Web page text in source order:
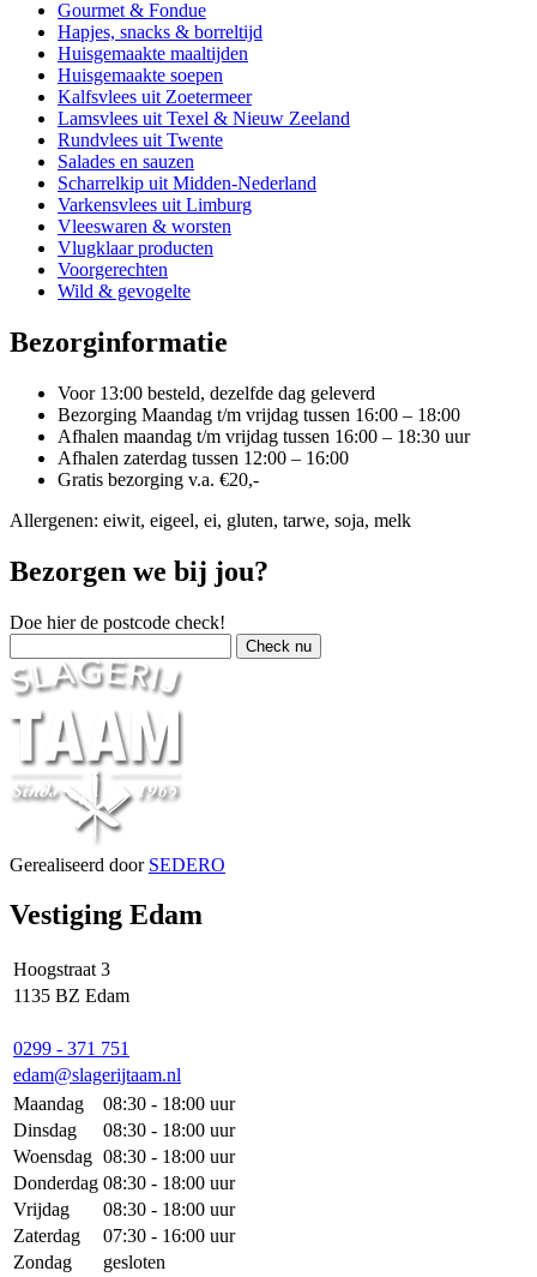
gekozen
worden
op
de
productpagina
Gourmet & Fondue
Hapjes, snacks & borreltijd
Huisgemaakte maaltijden
Huisgemaakte soepen
Kalfsvlees uit Zoetermeer
Lamsvlees uit Texel & Nieuw Zeeland
Rundvlees uit Twente
Salades en sauzen
Scharrelkip uit Midden-Nederland
Varkensvlees uit Limburg
Vleeswaren & worsten
Vlugklaar producten
Voorgerechten
Wild & gevogelte
Bezorginformatie
Voor 13:00 besteld, dezelfde dag geleverd
Bezorging Maandag t/m vrijdag tussen 16:00 – 18:00
Afhalen maandag t/m vrijdag tussen 16:00 – 18:30 uur
Afhalen zaterdag tussen 12:00 – 16:00
Gratis bezorging v.a. €20,-
Allergenen: eiwit, eigeel, ei, gluten, tarwe, soja, melk
Bezorgen we bij jou?
Doe hier de postcode check!
Gerealiseerd door SEDERO
Vestiging Edam
Hoogstraat 3
1135 BZ Edam
0299 - 371 751
edam@slagerijtaam.nl
Maandag
08:30 - 18:00 uur
Dinsdag
08:30 - 18:00 uur
Woensdag 08:30 - 18:00 uur
Donderdag 08:30 - 18:00 uur
Vrijdag
08:30 - 18:00 uur
Zaterdag
07:30 - 16:00 uur
Zondag
gesloten